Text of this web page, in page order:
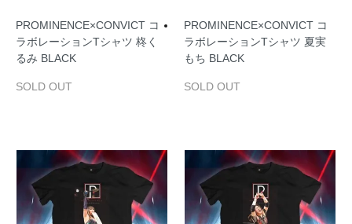
PROMINENCE×CONVICT コ
ラボレーションTシャツ 柊く
るみ BLACK
SOLD OUT
PROMINENCE×CONVICT コ
ラボレーションTシャツ 夏実
もち BLACK
SOLD OUT